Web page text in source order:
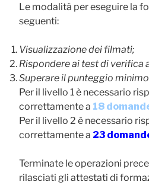
Le modalità per eseguire la
seguenti:
Visualizzazione dei filmati;
Rispondere ai test di verifica
Superare il punteggio
Per il livello 1 è necessario
correttamente a 18
Per il livello 2 è necessario
correttamente a 23
Terminate le operazioni
rilasciati gli attestati di